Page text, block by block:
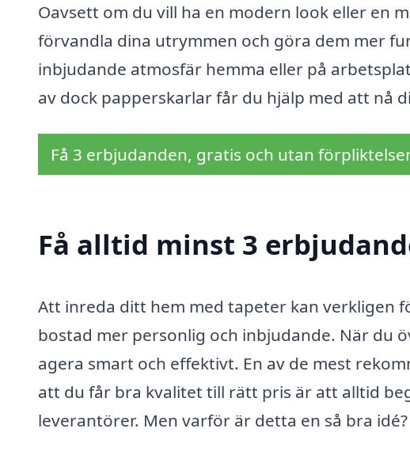
Oavsett om du vill ha en modern look eller en
förvandla dina utrymmen och göra dem mer
inbjudande atmosfär hemma eller på
av dock papperskarlar får du hjälp med att nå
Få 3 erbjudanden, gratis och utan
Få alltid minst 3
Att inreda ditt hem med tapeter kan verkligen
bostad mer personlig och inbjudande. När du
agera smart och effektivt. En av de mest
att du får bra kvalitet till rätt pris är att alltid
leverantörer. Men varför är detta en så bra idé?